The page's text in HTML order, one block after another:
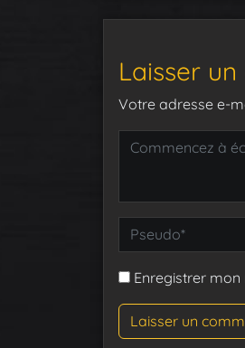
Laisser
Votre adresse e-
Enregistrer